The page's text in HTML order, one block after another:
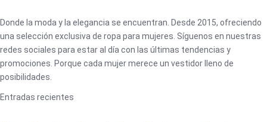
Donde la moda y la elegancia se encuentran. Desde 2015, ofreciendo
una selección exclusiva de ropa para mujeres. Síguenos en nuestras
redes sociales para estar al día con las últimas tendencias y
promociones. Porque cada mujer merece un vestidor lleno de
posibilidades.
Entradas recientes